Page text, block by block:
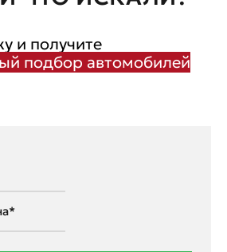
и получите
подбор автомобилей